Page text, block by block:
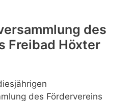
des
Freibad Höxter
des Fördervereins